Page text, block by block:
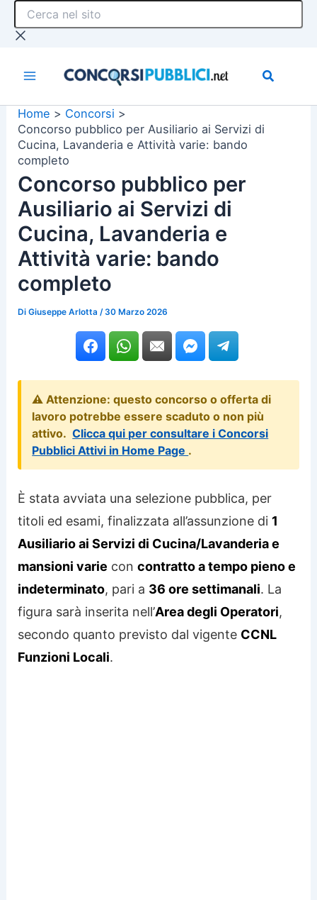
Cerca
sito
Home
Concorsi
Concorso pubblico per Ausiliario ai Servizi di
Cucina, Lavanderia e Attività varie: bando
completo
Concorso pubblico per
Ausiliario ai Servizi di
Cucina, Lavanderia e
Attività varie: bando
completo
DiGiuseppe Arlotta /30 Marzo 2026
⚠️ Attenzione: questo concorso o offerta di
lavoro potrebbe essere scaduto o non più
attivo. Clicca qui per consultare i Concorsi
Pubblici Attivi in Home Page .
È stata avviata una selezione pubblica, per
titoli ed esami, finalizzata all’assunzione di 1
Ausiliario ai Servizi di Cucina/Lavanderia e
mansioni varie concontratto a tempo pieno e
indeterminato, pari a 36 ore settimanali. La
figura sarà inserita nell’Area degli Operatori,
secondo quanto previsto dal vigente CCNL
Funzioni Locali.